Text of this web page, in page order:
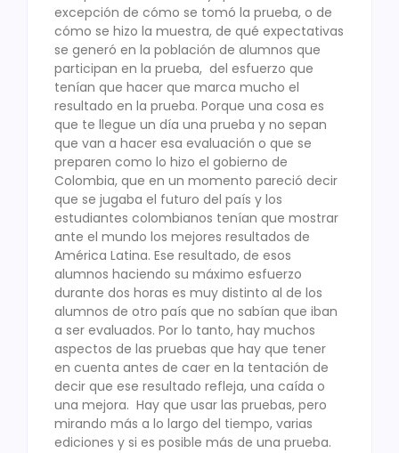
excepción de cómo se tomó la prueba, o de
cómo se hizo la muestra, de qué expectativas
se generó en la población de alumnos que
participan en la prueba, del esfuerzo que
tenían que hacer que marca mucho el
resultado en la prueba. Porque una cosa es
que te llegue un día una prueba y no sepan
que van a hacer esa evaluación o que se
preparen como lo hizo el gobierno de
Colombia, que en un momento pareció decir
que se jugaba el futuro del país y los
estudiantes colombianos tenían que mostrar
ante el mundo los mejores resultados de
América Latina. Ese resultado, de esos
alumnos haciendo su máximo esfuerzo
durante dos horas es muy distinto al de los
alumnos de otro país que no sabían que iban
a ser evaluados. Por lo tanto, hay muchos
aspectos de las pruebas que hay que tener
en cuenta antes de caer en la tentación de
decir que ese resultado refleja, una caída o
una mejora. Hay que usar las pruebas, pero
mirando más a lo largo del tiempo, varias
ediciones y si es posible más de una prueba.